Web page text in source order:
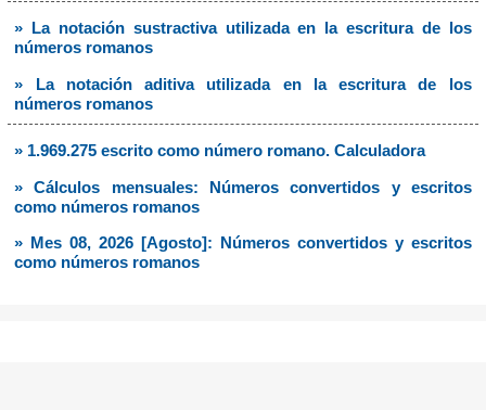
» La notación sustractiva utilizada en la escritura de los
números romanos
» La notación aditiva utilizada en la escritura de los
números romanos
» 1.969.275 escrito como número romano. Calculadora
» Cálculos mensuales: Números convertidos y escritos
como números romanos
» Mes 08, 2026 [Agosto]: Números convertidos y escritos
como números romanos